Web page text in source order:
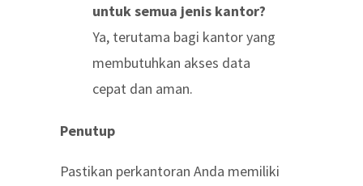
untuk semua jenis kantor?
Ya, terutama bagi kantor yang
membutuhkan akses data
cepat dan aman.
Penutup
Pastikan perkantoran Anda memiliki